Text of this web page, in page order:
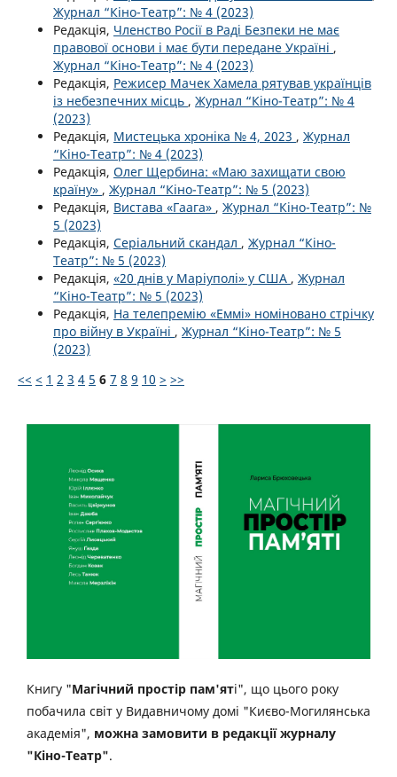
Журнал “Кіно-Театр”: № 4 (2023)
Редакція, Членство Росії в Раді Безпеки не має
правової основи і має бути передане Україні ,
Журнал “Кіно-Театр”: № 4 (2023)
Редакція, Режисер Мачек Хамела рятував українців
із небезпечних місць , Журнал “Кіно-Театр”: № 4
(2023)
Редакція, Мистецька хроніка № 4, 2023 , Журнал
“Кіно-Театр”: № 4 (2023)
Редакція, Олег Щербина: «Маю захищати свою
країну» , Журнал “Кіно-Театр”: № 5 (2023)
Редакція, Вистава «Гаага» , Журнал “Кіно-Театр”: №
5 (2023)
Редакція, Серіальний скандал , Журнал “Кіно-
Театр”: № 5 (2023)
Редакція, «20 днів у Маріуполі» у США , Журнал
“Кіно-Театр”: № 5 (2023)
Редакція, На телепремію «Еммі» номіновано стрічку
про війну в Україні , Журнал “Кіно-Театр”: № 5
(2023)
<< < 1 2 3 4 5 6 7 8 9 10 > >>
Книгу "Магічний простір пам'яті", що цього року
побачила світ у Видавничому домі "Києво-Могилянська
академія", можна замовити в редакції журналу
"Кіно-Театр".